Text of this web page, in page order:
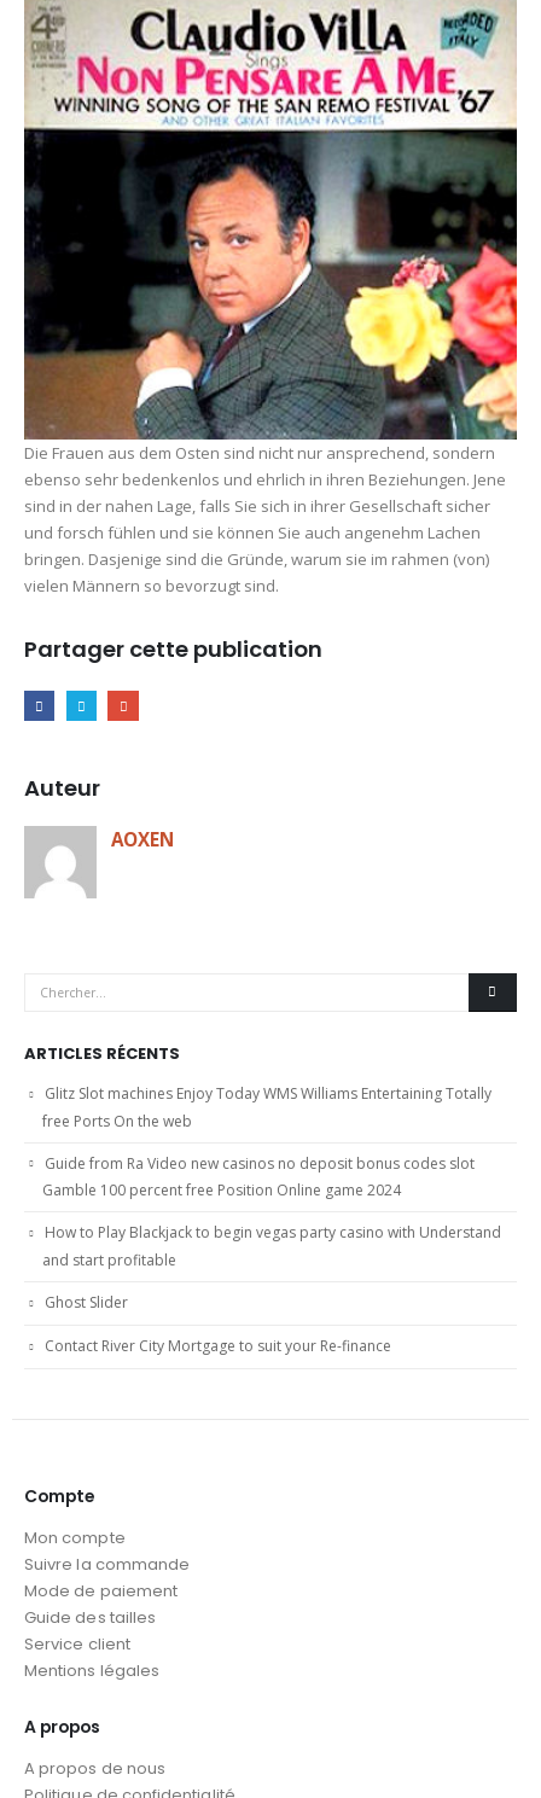
Die Frauen aus dem Osten sind nicht nur ansprechend, sondern
ebenso sehr bedenkenlos und ehrlich in ihren Beziehungen. Jene
sind in der nahen Lage, falls Sie sich in ihrer Gesellschaft sicher
und forsch fühlen und sie können Sie auch angenehm Lachen
bringen. Dasjenige sind die Gründe, warum sie im rahmen (von)
vielen Männern so bevorzugt sind.
Partager cette publication
Auteur
AOXEN
ARTICLES RÉCENTS
Glitz Slot machines Enjoy Today WMS Williams Entertaining Totally
free Ports On the web
Guide from Ra Video new casinos no deposit bonus codes slot
Gamble 100 percent free Position Online game 2024
How to Play Blackjack to begin vegas party casino with Understand
and start profitable
Ghost Slider
Contact River City Mortgage to suit your Re-finance
Compte
Mon compte
Suivre la commande
Mode de paiement
Guide des tailles
Service client
Mentions légales
A propos
A propos de nous